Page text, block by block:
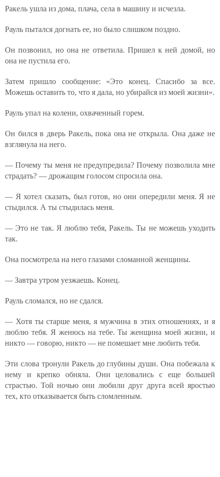
Ракель ушла из дома, плача, села в машину и исчезла.
Рауль пытался догнать ее, но было слишком поздно.
Он позвонил, но она не ответила. Пришел к ней домой, но
она не пустила его.
Затем пришло сообщение: «Это конец. Спасибо за все.
Можешь оставить то, что я дала, но убирайся из моей жизни».
Рауль упал на колени, охваченный горем.
Он бился в дверь Ракель, пока она не открыла. Она даже не
взглянула на него.
— Почему ты меня не предупредила? Почему позволила мне
страдать? — дрожащим голосом спросила она.
— Я хотел сказать, был готов, но они опередили меня. Я не
стыдился. А ты стыдилась меня.
— Это не так. Я люблю тебя, Ракель. Ты не можешь уходить
так.
Она посмотрела на него глазами сломанной женщины.
— Завтра утром уезжаешь. Конец.
Рауль сломался, но не сдался.
— Хотя ты старше меня, я мужчина в этих отношениях, и я
люблю тебя. Я женюсь на тебе. Ты женщина моей жизни, и
никто — говорю, никто — не помешает мне любить тебя.
Эти слова тронули Ракель до глубины души. Она побежала к
нему и крепко обняла. Они целовались с еще большей
страстью. Той ночью они любили друг друга всей яростью
тех, кто отказывается быть сломленным.